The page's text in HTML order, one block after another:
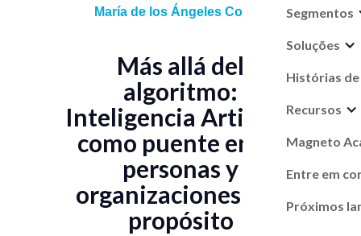
Segmentos
Soluções
Histórias de
Recursos
Magneto
Entre em
Próximos
María de los Ángeles Correa
Más allá del
algoritmo:
Inteligencia Artificial
como puente entre
personas y
organizaciones con
propósito